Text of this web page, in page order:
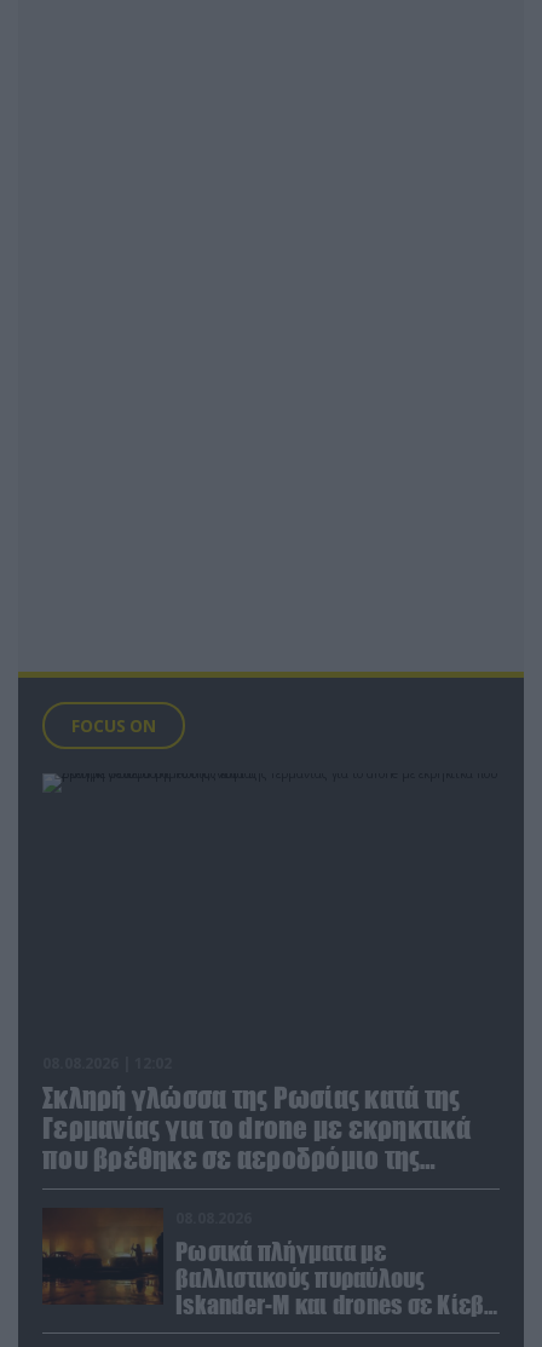
FOCUS ON
Σκληρή γλώσσα της Ρωσίας κατά της
Γερμανίας για το drone με εκρηκτικά
που βρέθηκε σε αεροδρόμιο της
Λειψίας
Ρωσικά πλήγματα με
βαλλιστικούς πυραύλους
Iskander-M και drones σε Κίεβο
και Ντνιπροπετρόφσκ: Ισχυρές